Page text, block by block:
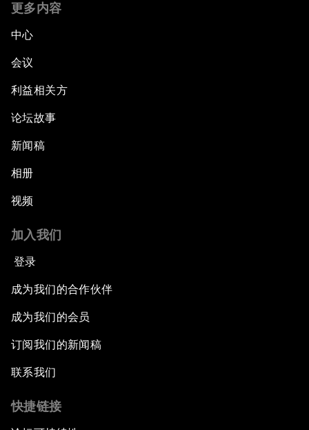
更多内容
中心
会议
利益相关方
论坛故事
新闻稿
相册
视频
加入我们
登录
成为我们的合作伙伴
成为我们的会员
订阅我们的新闻稿
联系我们
快捷链接